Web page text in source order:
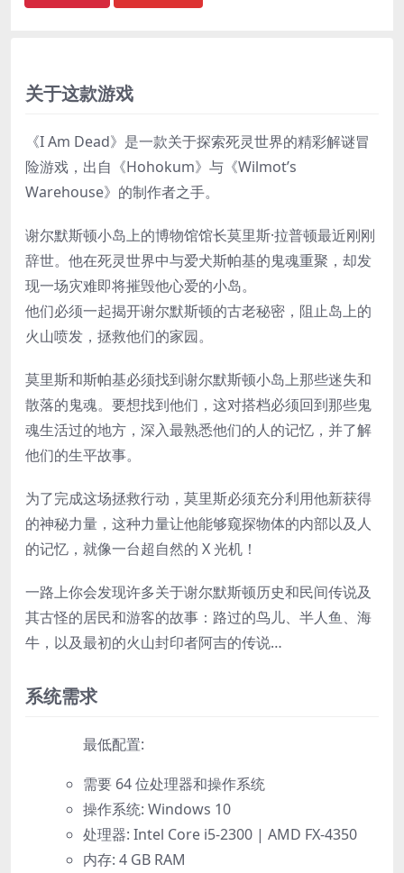
关于这款游戏
《I Am Dead》是一款关于探索死灵世界的精彩解谜冒
险游戏，出自《Hohokum》与《Wilmot’s
Warehouse》的制作者之手。
谢尔默斯顿小岛上的博物馆馆长莫里斯·拉普顿最近刚刚
辞世。他在死灵世界中与爱犬斯帕基的鬼魂重聚，却发
现一场灾难即将摧毁他心爱的小岛。
他们必须一起揭开谢尔默斯顿的古老秘密，阻止岛上的
火山喷发，拯救他们的家园。
莫里斯和斯帕基必须找到谢尔默斯顿小岛上那些迷失和
散落的鬼魂。要想找到他们，这对搭档必须回到那些鬼
魂生活过的地方，深入最熟悉他们的人的记忆，并了解
他们的生平故事。
为了完成这场拯救行动，莫里斯必须充分利用他新获得
的神秘力量，这种力量让他能够窥探物体的内部以及人
的记忆，就像一台超自然的 X 光机！
一路上你会发现许多关于谢尔默斯顿历史和民间传说及
其古怪的居民和游客的故事：路过的鸟儿、半人鱼、海
牛，以及最初的火山封印者阿吉的传说…
系统需求
最低配置:
需要 64 位处理器和操作系统
操作系统: Windows 10
处理器: Intel Core i5-2300 | AMD FX-4350
内存: 4 GB RAM